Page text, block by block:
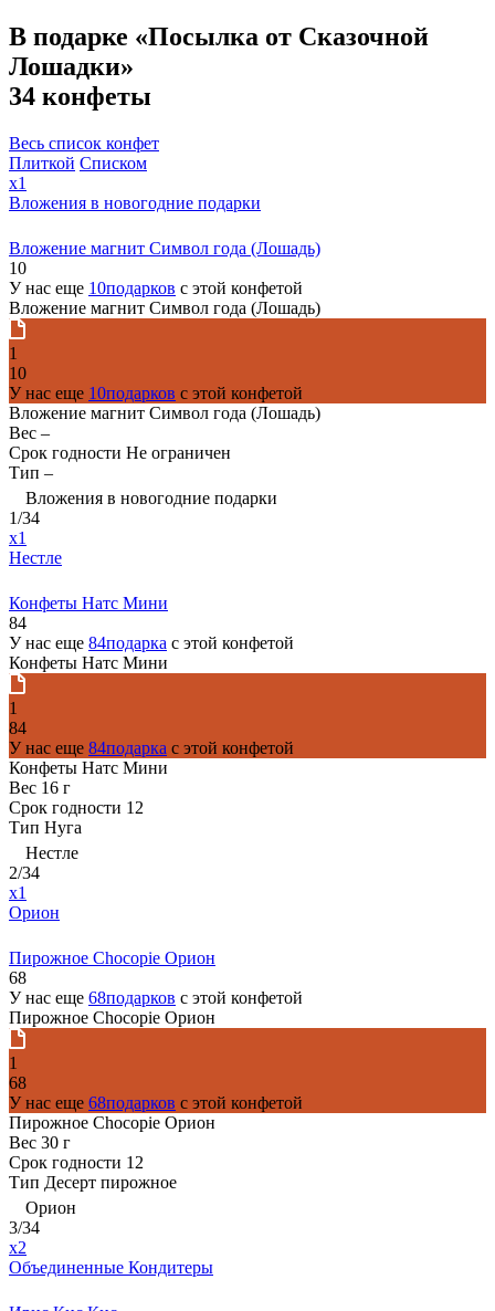
В подарке «Посылка от Сказочной
Лошадки»
34 конфеты
Весь список конфет
Плиткой Списком
x1
Вложения в новогодние подарки
Вложение магнит Символ года (Лошадь)
10
У нас еще 10подарков с этой конфетой
Вложение магнит Символ года (Лошадь)
1
10
У нас еще 10подарков с этой конфетой
Вложение магнит Символ года (Лошадь)
Вес –
Срок годности Не ограничен
Тип –
Вложения в новогодние подарки
1/34
x1
Нестле
Конфеты Натс Мини
84
У нас еще 84подарка с этой конфетой
Конфеты Натс Мини
1
84
У нас еще 84подарка с этой конфетой
Конфеты Натс Мини
Вес 16 г
Срок годности 12
Тип Нуга
Нестле
2/34
x1
Орион
Пирожное Chocopie Орион
68
У нас еще 68подарков с этой конфетой
Пирожное Chocopie Орион
1
68
У нас еще 68подарков с этой конфетой
Пирожное Chocopie Орион
Вес 30 г
Срок годности 12
Тип Десерт пирожное
Орион
3/34
x2
Объединенные Кондитеры